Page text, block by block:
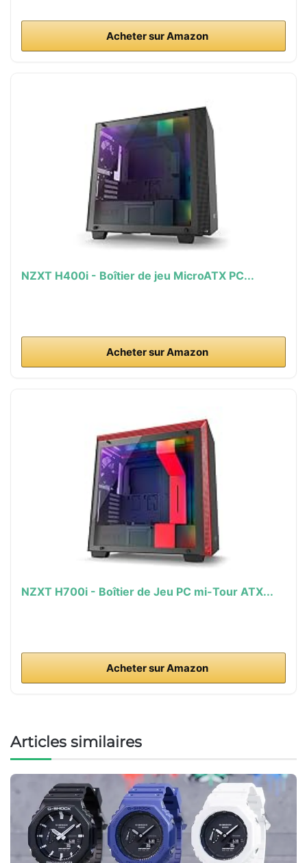
Acheter sur Amazon
NZXT H400i - Boîtier de jeu MicroATX PC...
Acheter sur Amazon
NZXT H700i - Boîtier de Jeu PC mi-Tour ATX...
Acheter sur Amazon
Articles similaires